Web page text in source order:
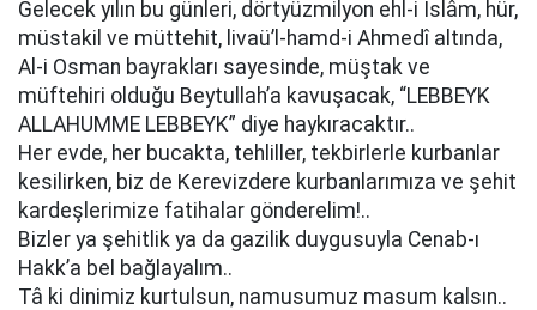
Gelecek yılın bu günleri, dörtyüzmilyon ehl-i İslâm, hür,
müstakil ve müttehit, livaü’l-hamd-i Ahmedî altında,
Al-i Osman bayrakları sayesinde, müştak ve
müftehiri olduğu Beytullah’a kavuşacak, “LEBBEYK
ALLAHUMME LEBBEYK” diye haykıracaktır..
Her evde, her bucakta, tehliller, tekbirlerle kurbanlar
kesilirken, biz de Kerevizdere kurbanlarımıza ve şehit
kardeşlerimize fatihalar gönderelim!..
Bizler ya şehitlik ya da gazilik duygusuyla Cenab-ı
Hakk’a bel bağlayalım..
Tâ ki dinimiz kurtulsun, namusumuz masum kalsın..